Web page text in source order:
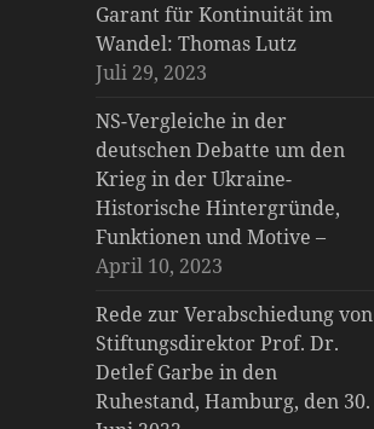
Garant für Kontinuität im
Wandel: Thomas Lutz
Juli 29, 2023
NS-Vergleiche in der
deutschen Debatte um den
Krieg in der Ukraine-
Historische Hintergründe,
Funktionen und Motive –
April 10, 2023
Rede zur Verabschiedung von
Stiftungsdirektor Prof. Dr.
Detlef Garbe in den
Ruhestand, Hamburg, den 30.